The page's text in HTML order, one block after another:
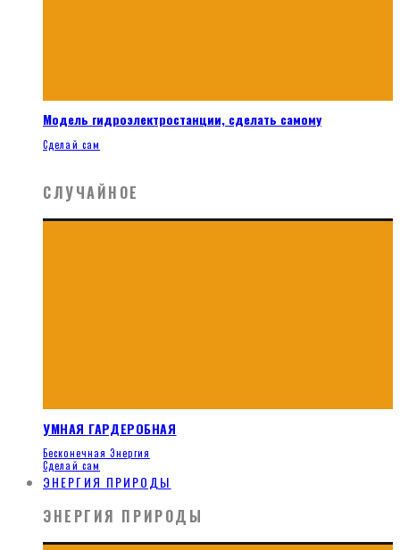
Модель гидроэлектростанции, сделать самому
Сделай сам
СЛУЧАЙНОЕ
УМНАЯ ГАРДЕРОБНАЯ
Бесконечная Энергия
Сделай сам
ЭНЕРГИЯ ПРИРОДЫ
ЭНЕРГИЯ ПРИРОДЫ